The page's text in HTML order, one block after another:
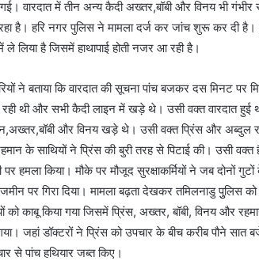
गई। वारदात में तीन अन्य कैदी अख्तर,बॉबी और विनय भी
है। हरि नगर पुलिस ने मामला दर्ज कर जांच शुरू कर दी
लिया है जिसमें हाथापाई होती नजर आ रही है।
ने बताया कि वारदात की सूचना पांच बजकर दस मिनट पर
रही थी और सभी कैदी लाइन में खड़े थे। उसी वक्त वारदात
और विनय खड़े थे। उसी वक्त प्रिंस और अब्दुल
के साथियों ने प्रिंस की बुरी तरह से पिटाई की। उसी
हमला किया। मौके पर मौजूद सुरक्षाकर्मियों ने जब दोनों
पर गिरा दिया। मामला बढ़ता देखकर तमिलनाडु पुुलिस
को काबू किया गया जिसमें प्रिंस, अख्तर, बॉबी, विनय और
गया। जहां डॉक्टरों ने प्रिंस को उपचार के बीच करीब पौने
से पांच हथियार जब्त किए।